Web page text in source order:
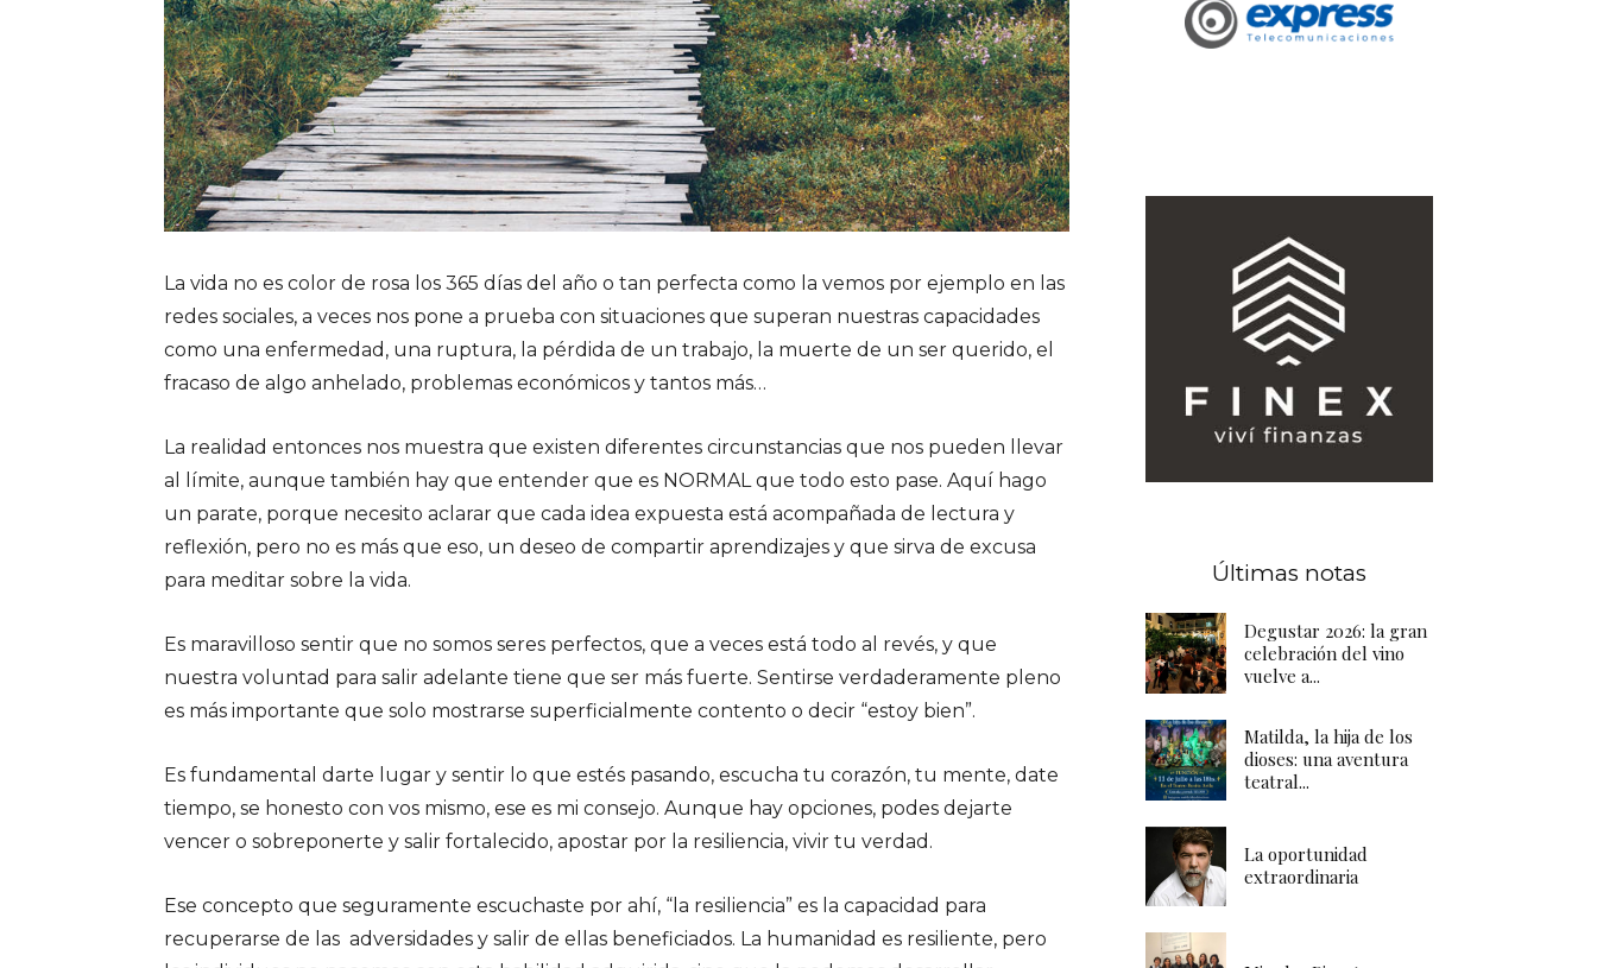
La vida no es color de rosa los 365 días del año o tan perfecta como la vemos por ejemplo en las
redes sociales, a veces nos pone a prueba con situaciones que superan nuestras capacidades
como una enfermedad, una ruptura, la pérdida de un trabajo, la muerte de un ser querido, el
fracaso de algo anhelado, problemas económicos y tantos más…
La realidad entonces nos muestra que existen diferentes circunstancias que nos pueden llevar
al límite, aunque también hay que entender que es NORMAL que todo esto pase. Aquí hago
un parate, porque necesito aclarar que cada idea expuesta está acompañada de lectura y
reflexión, pero no es más que eso, un deseo de compartir aprendizajes y que sirva de excusa
para meditar sobre la vida.
Es maravilloso sentir que no somos seres perfectos, que a veces está todo al revés, y que
nuestra voluntad para salir adelante tiene que ser más fuerte. Sentirse verdaderamente pleno
es más importante que solo mostrarse superficialmente contento o decir “estoy bien”.
Es fundamental darte lugar y sentir lo que estés pasando, escucha tu corazón, tu mente, date
tiempo, se honesto con vos mismo, ese es mi consejo. Aunque hay opciones, podes dejarte
vencer o sobreponerte y salir fortalecido, apostar por la resiliencia, vivir tu verdad.
Ese concepto que seguramente escuchaste por ahí, “la resiliencia” es la capacidad para
recuperarse de las adversidades y salir de ellas beneficiados. La humanidad es resiliente, pero
Últimas notas
Degustar 2026: la gran
celebración del vino
vuelve a...
Matilda, la hija de los
dioses: una aventura
teatral...
La oportunidad
extraordinaria